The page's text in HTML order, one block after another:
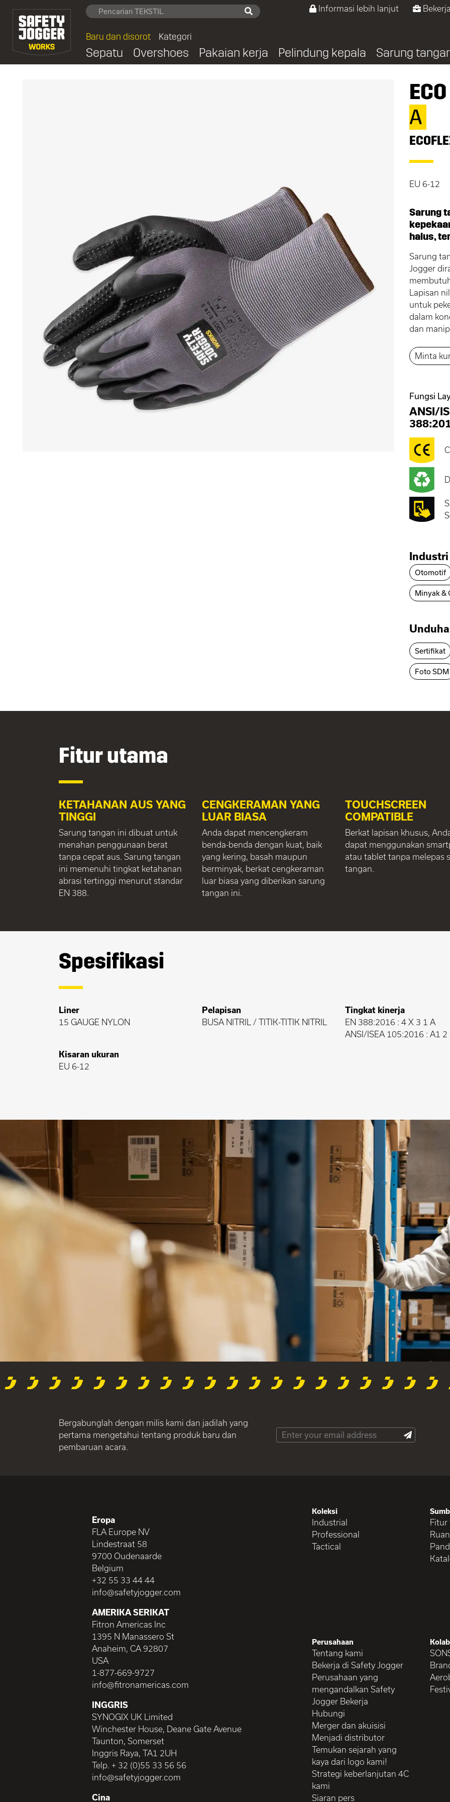
Informasi lebih lanjut
Baru dan disorot Kategori
Sepatu Overshoes Pakaian kerja Pelindung kepala Sarung
A
EU 6-12
Sarung
halus,
Sarung
Jogger
Lapisan
untuk
dalam
dan
Minta
Fungsi
ANSI/
Industri
Otomotif
Minyak &
Sertifikat
Foto SDM
Fitur utama
KETAHANAN AUS YANG
TINGGI
Sarung tangan ini dibuat untuk
menahan penggunaan berat
tanpa cepat aus. Sarung tangan
ini memenuhi tingkat ketahanan
abrasi tertinggi menurut standar
EN 388.
CENGKERAMAN YANG
LUAR BIASA
Anda dapat mencengkeram
benda-benda dengan kuat, baik
yang kering, basah maupun
berminyak, berkat cengkeraman
luar biasa yang diberikan sarung
tangan ini.
TOUCHSCREEN
COMPATIBLE
Berkat lapisan khusus,
dapat menggunakan
atau tablet tanpa melepas
tangan.
Spesifikasi
Liner
15 GAUGE NYLON
Pelapisan
BUSA NITRIL / TITIK-TITIK NITRIL
Tingkat kinerja
EN 388:2016 : 4 X 3 1 A
ANSI/ISEA 105:2016 : A1 2
Kisaran ukuran
EU 6-12
Bergabunglah dengan milis kami dan jadilah yang
pertama mengetahui tentang produk baru dan
pembaruan acara.
Eropa
FLA Europe NV
Lindestraat 58
9700 Oudenaarde
Belgium
+32 55 33 44 44
info@safetyjogger.com
AMERIKA SERIKAT
Fitron Americas Inc
1395 N Manassero St
Anaheim, CA 92807
USA
1-877-669-9727
info@fitronamericas.com
INGGRIS
SYNOGIX UK Limited
Winchester House, Deane Gate Avenue
Taunton, Somerset
Inggris Raya, TA1 2UH
Telp. + 32 (0)55 33 56 56
info@safetyjogger.com
Cina
Koleksi
Industrial
Professional
Tactical
Fitur
Perusahaan
Tentang kami
Bekerja di Safety Jogger
Perusahaan yang
mengandalkan Safety
Jogger Bekerja
Hubungi
Merger dan akuisisi
Menjadi distributor
Temukan sejarah yang
kaya dari logo kami!
Strategi keberlanjutan 4C
kami
Siaran pers